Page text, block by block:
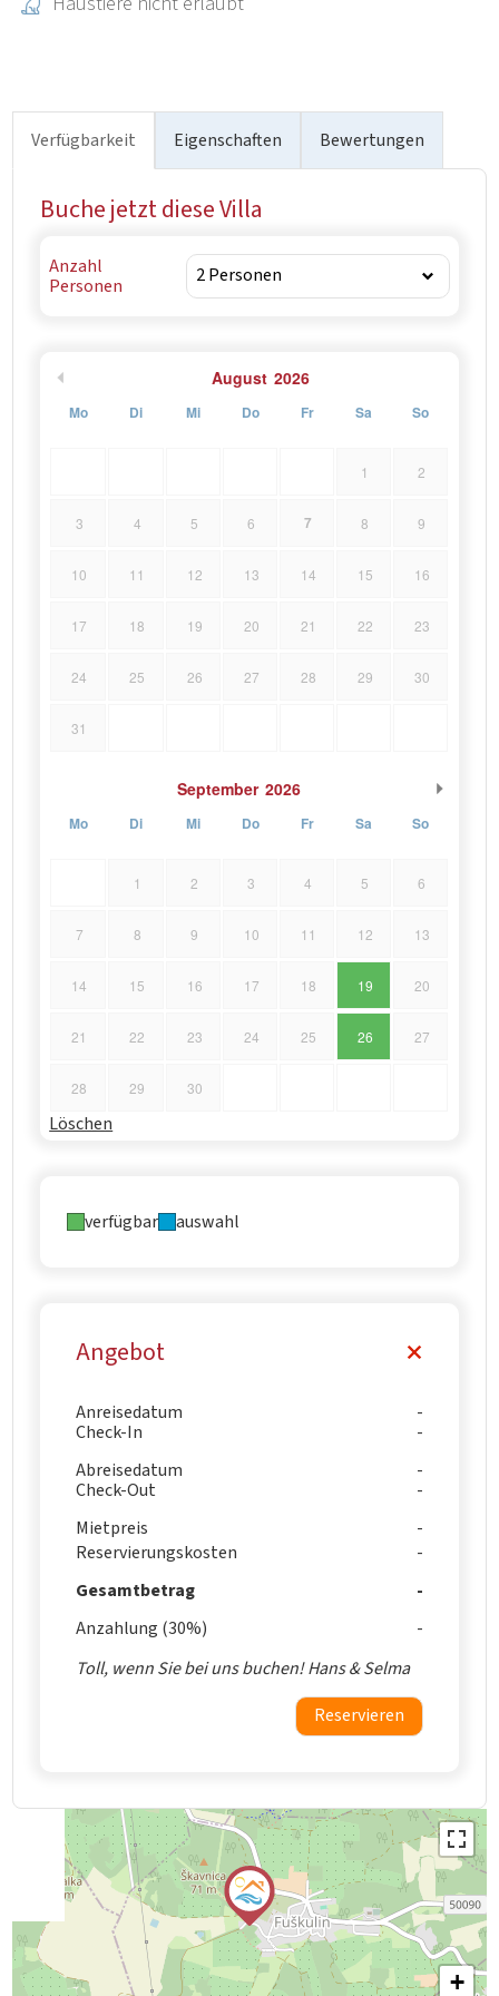
Verfügbarkeit Eigenschaften Bewertungen
Buche jetzt diese Villa
Anzahl
Personen
August 2026
Mo Di Mi Do Fr Sa So
1 2
3 4 5 6 7 8 9
10 11 12 13 14 15 16
17 18 19 20 21 22 23
24 25 26 27 28 29 30
31
September 2026
Mo Di Mi Do Fr Sa So
1 2 3 4 5 6
7 8 9 10 11 12 13
14 15 16 17 18 19 20
21 22 23 24 25 26 27
28 29 30
Löschen
verfügbar auswahl
Angebot
Anreisedatum
Check-In
Abreisedatum
Check-Out
Mietpreis
Reservierungskosten
Gesamtbetrag
Anzahlung (30%)
Toll, wenn Sie bei uns buchen! Hans & Selma
Reservieren
+